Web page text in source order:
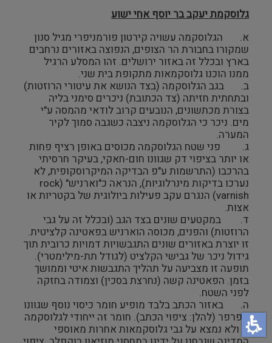
גלוסקמת יעקב בר יוסף אחי ישוע
א. הגלוסקמה עשויה קירטון פורמניפרי מגיל סנון
שמקורו בחבורת הר הצופים, הנפוצה באזורים נרחבים
בארץ ובכלל זה באזור ירושלים. זהו המסלע הרגיל
ממנו הוכנו גלוסקמאות מתקופת בית שני.
ב. בגב הגלוסקמה (בצד הנושא את עיטורי הרוזטות)
ובתחתית חזיתה (צד הכתובת) ניכרים סימני בליה
בצורת מכתשונים, הנובעים קרוב לודאי מהמסה ע"י
מים. ניכר כי הגלוסקמה ניצבה כשגבה סמוך לקיר
המערה.
ג. פני שטח הגלוסקמה מכוסים באופן רציף פחות
או יותר בציפוי דק שגוונו חום-חאקי, בעיקר חרסיתי
בהרכבו (התרשמות ע"פ הבדיקה המיקרוסקופית, לא
נערכו בדיקות מינרלוגיות), הנראה כ"וארניש" (rock
varnish) הנגרם עקב פעילות ביולוגית של בקטריות או
אצות.
ד. במקטעים שונים בצד הגב (ובכלל זה על גבי
הרוזטות) והפנים, מכוסה הוארניש בפאטינה קלציטית.
זו יוצרת באזורים שונים התגבשויות דמויות כרובית תוך
גידול ניכר של גבישי הקלציט (לגודל תת-מילימטרי).
תופעה זו מצביעה על תהליך התגבשות איטי וממושך
בזמן. הפאטינה קשה (נחרצת בסכין) וצמודה בחזקה
לפני השטח.
ה. באזור הכתב בלבד מופיע חומר כיסוי נוסף שגוונו
אפרפר (להלן: ציפוי הכתב). חומר זה ייחודי לגלוסקמה
זו ולא נמצא על גבי גלוסקמאות אחרות מאוספי